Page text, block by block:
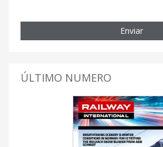
Enviar
ÚLTIMO NUMERO